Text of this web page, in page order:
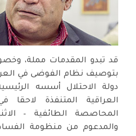
قد تبدو المقدمات مملة،
بتوصيف نظام الفوضى في
دولة الاحتلال أسسه
العراقية المتنفذة
المحاصصة الطائفية –
والمدعوم من منظومة